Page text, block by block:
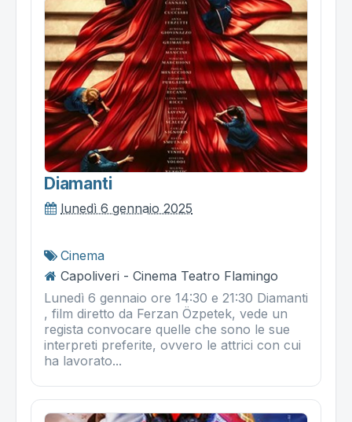
Diamanti
lunedì 6 gennaio 2025
Cinema
Capoliveri - Cinema Teatro Flamingo
Lunedì 6 gennaio ore 14:30 e 21:30 Diamanti
, film diretto da Ferzan Özpetek, vede un
regista convocare quelle che sono le sue
interpreti preferite, ovvero le attrici con cui
ha lavorato...